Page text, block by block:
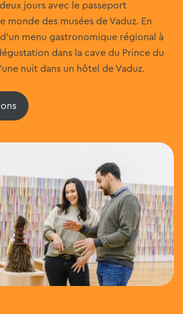
jours avec le passeport
monde des musées de Vaduz. En
menu gastronomique régional à
dans la cave du Prince du
nuit dans un hôtel de Vaduz.